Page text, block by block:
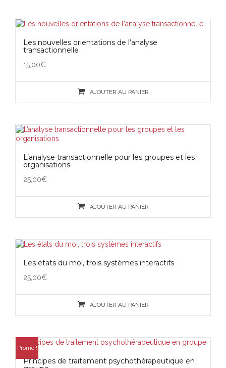
Les nouvelles orientations de l’analyse
transactionnelle
15,00€
AJOUTER AU PANIER
L’analyse transactionnelle pour les groupes et les
organisations
25,00€
AJOUTER AU PANIER
Les états du moi, trois systèmes interactifs
25,00€
AJOUTER AU PANIER
Promo !
Principes de traitement psychothérapeutique en